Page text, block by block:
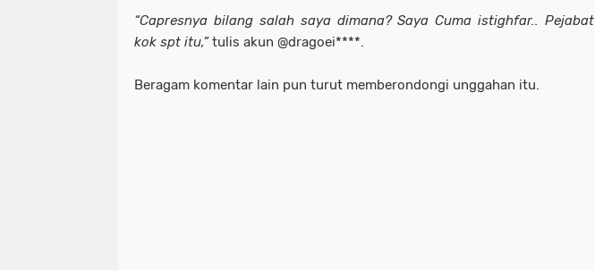
“Capresnya bilang salah saya dimana? Saya Cuma istighfar.. Pejabat
kok spt itu,”tulis akun @dragoei****.
Beragam komentar lain pun turut memberondongi unggahan itu.